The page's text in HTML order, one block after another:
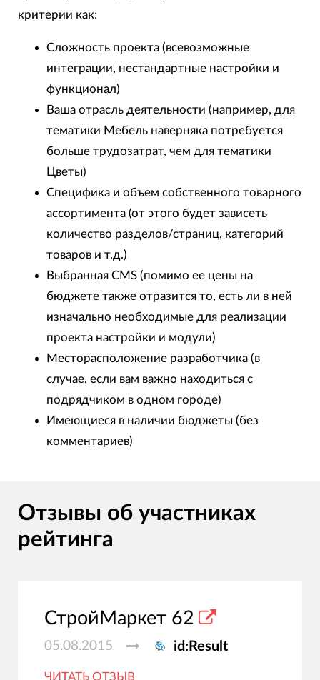
критерии как:
Сложность проекта (всевозможные
интеграции, нестандартные настройки и
функционал)
Ваша отрасль деятельности (например, для
тематики Мебель наверняка потребуется
больше трудозатрат, чем для тематики
Цветы)
Специфика и объем собственного товарного
ассортимента (от этого будет зависеть
количество разделов/страниц, категорий
товаров и т.д.)
Выбранная CMS (помимо ее цены на
бюджете также отразится то, есть ли в ней
изначально необходимые для реализации
проекта настройки и модули)
Месторасположение разработчика (в
случае, если вам важно находиться с
подрядчиком в одном городе)
Имеющиеся в наличии бюджеты (без
комментариев)
Отзывы об участниках
рейтинга
СтройМаркет 62
05.08.2015 id:Result
ЧИТАТЬ ОТЗЫВ